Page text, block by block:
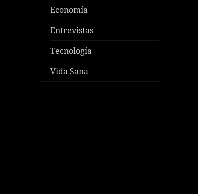
Economía
Entrevistas
Tecnología
Vida Sana